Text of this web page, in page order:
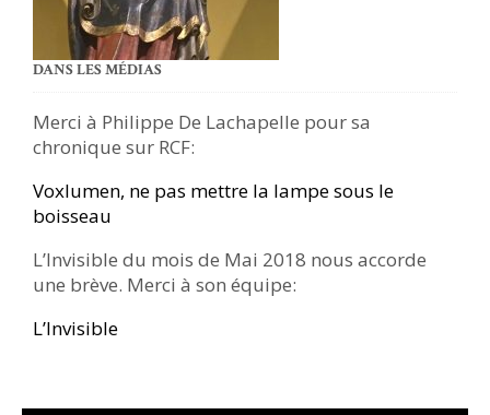
DANS LES MÉDIAS
Merci à Philippe De Lachapelle pour sa
chronique sur RCF:
Voxlumen, ne pas mettre la lampe sous le
boisseau
L’Invisible du mois de Mai 2018 nous accorde
une brève. Merci à son équipe:
L’Invisible